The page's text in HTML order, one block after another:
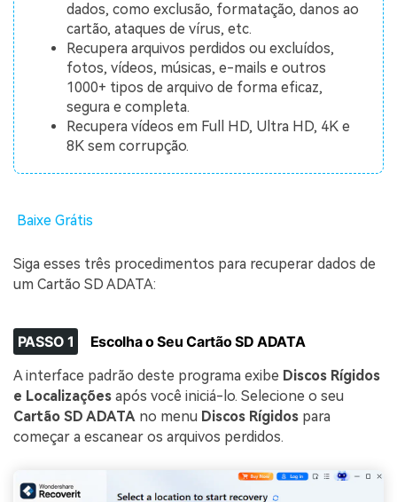
dados, como exclusão, formatação, danos ao
cartão, ataques de vírus, etc.
Recupera arquivos perdidos ou excluídos,
fotos, vídeos, músicas, e-mails e outros
1000+ tipos de arquivo de forma eficaz,
segura e completa.
Recupera vídeos em Full HD, Ultra HD, 4K e
8K sem corrupção.
Baixe Grátis
Siga esses três procedimentos para recuperar dados de
um Cartão SD ADATA:
PASSO 1 Escolha o Seu Cartão SD ADATA
A interface padrão deste programa exibe Discos Rígidos
e Localizações após você iniciá-lo. Selecione o seu
Cartão SD ADATA no menu Discos Rígidos para
começar a escanear os arquivos perdidos.